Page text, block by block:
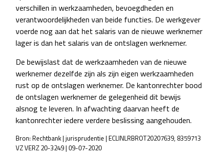
verschillen in werkzaamheden, bevoegdheden en
verantwoordelijkheden van beide functies. De werkgever
voerde nog aan dat het salaris van de nieuwe werknemer
lager is dan het salaris van de ontslagen werknemer.
De bewijslast dat de werkzaamheden van de nieuwe
werknemer dezelfde zijn als zijn eigen werkzaamheden
rust op de ontslagen werknemer. De kantonrechter bood
de ontslagen werknemer de gelegenheid dit bewijs
alsnog te leveren. In afwachting daarvan heeft de
kantonrechter iedere verdere beslissing aangehouden.
Bron: Rechtbank | jurisprudentie | ECLINLRBROT20207639, 8359713
VZ VERZ 20-3249 | 09-07-2020